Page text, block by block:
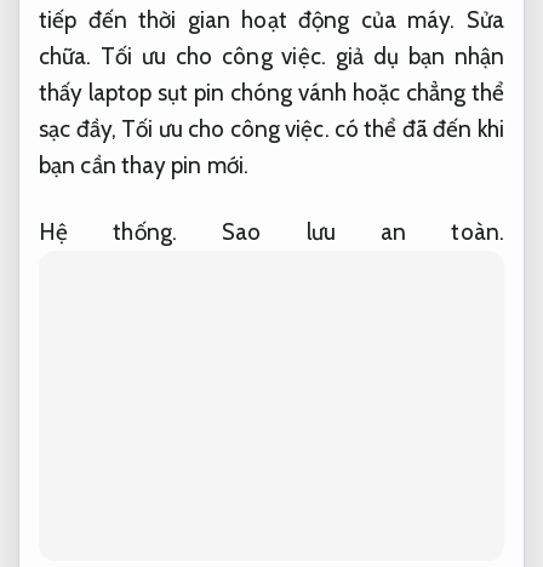
tiếp đến thời gian hoạt động của máy. Sửa
chữa. Tối ưu cho công việc. giả dụ bạn nhận
thấy laptop sụt pin chóng vánh hoặc chẳng thể
sạc đầy, Tối ưu cho công việc. có thể đã đến khi
bạn cần thay pin mới.
Hệ thống. Sao lưu an toàn.